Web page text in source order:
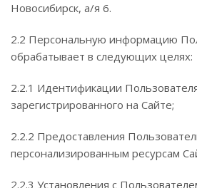
Новосибирск, а/я 6.
2.2 Персональную информацию
обрабатывает в следующих целях:
2.2.1 Идентификации
зарегистрированного на Сайте;
2.2.2 Предоставления
персонализированным ресурсам
2.2.3 Установления с